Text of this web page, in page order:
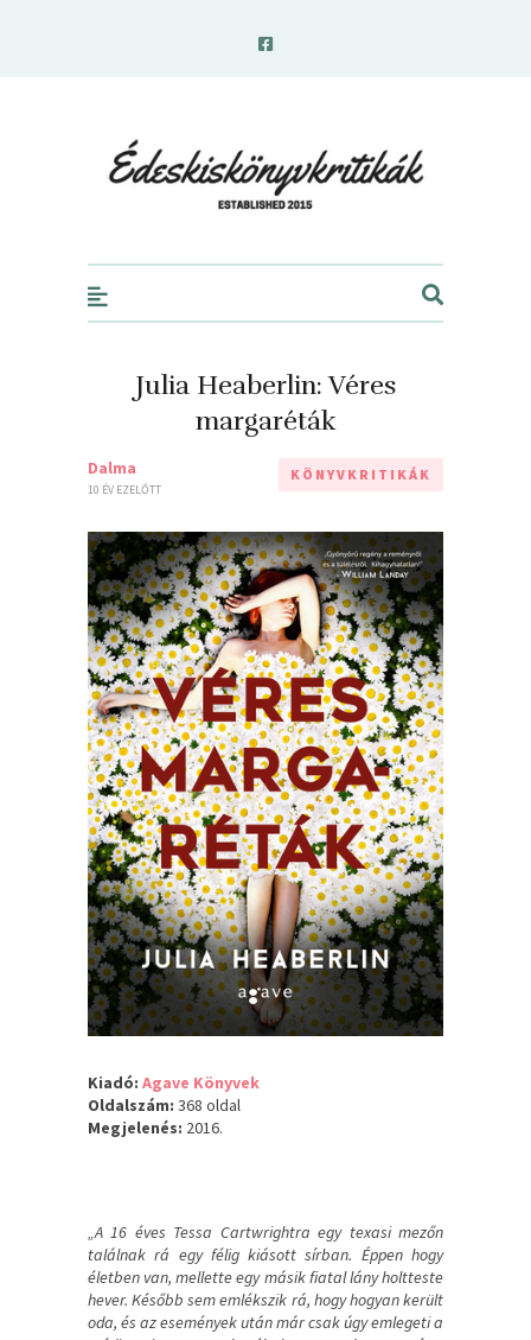
Julia Heaberlin: Véres
margaréták
Dalma
10 ÉV EZELŐTT
KÖNYVKRITIKÁK
Kiadó: Agave Könyvek
Oldalszám: 368 oldal
Megjelenés: 2016.
„A 16 éves Tessa Cartwrightra egy texasi mezőn
találnak rá egy félig kiásott sírban. Éppen hogy
életben van, mellette egy másik fiatal lány holtteste
hever. Később sem emlékszik rá, hogy hogyan került
oda, és az események után már csak úgy emlegeti a